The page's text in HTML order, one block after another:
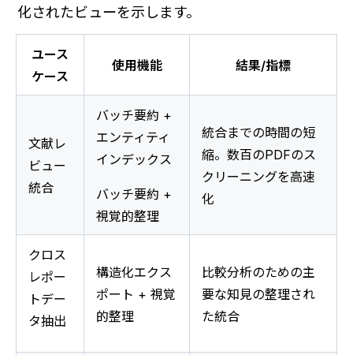
化されたビューを示します。
ユース
ケース
使用機能 結果/指標
文献レ
ビュー
統合
バッチ要約 +
エンティティ
インデックス
バッチ要約 +
視覚的整理
統合までの時間の短
縮。数百のPDFのス
クリーニングを高速
化
クロス
レポー
トデー
タ抽出
構造化エクス
ポート + 視覚
的整理
比較分析のための主
要な知見の整理され
た統合